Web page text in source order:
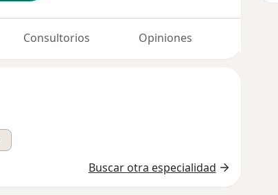
Consultorios Opiniones
Buscar otra especialidad